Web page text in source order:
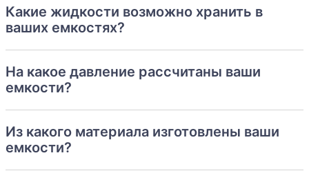
Какие жидкости возможно хранить в
ваших емкостях?
На какое давление рассчитаны ваши
емкости?
Из какого материала изготовлены ваши
емкости?